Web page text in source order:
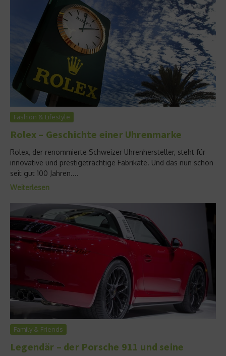
Fashion & Lifestyle
Rolex – Geschichte einer Uhrenmarke
Rolex, der renommierte Schweizer Uhrenhersteller, steht für
innovative und prestigeträchtige Fabrikate. Und das nun schon
seit gut 100 Jahren....
Weiterlesen
Family & Friends
Legendär – der Porsche 911 und seine